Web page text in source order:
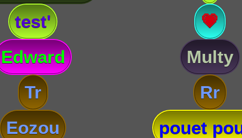
test'
💗
Edward
Multy
Tr
Rr
Eozou
pouet